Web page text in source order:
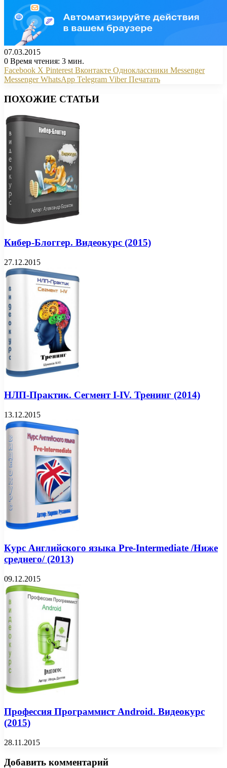
07.03.2015
0 Время чтения: 3 мин.
Facebook X Pinterest Вконтакте Одноклассники Messenger
Messenger WhatsApp Telegram Viber Печатать
ПОХОЖИЕ СТАТЬИ
Кибер-Блоггер. Видеокурс (2015)
27.12.2015
НЛП-Практик. Сегмент I-IV. Тренинг (2014)
13.12.2015
Курс Английского языка Pre-Intermediate /Ниже
среднего/ (2013)
09.12.2015
Профессия Программист Android. Видеокурс
(2015)
28.11.2015
Добавить комментарий